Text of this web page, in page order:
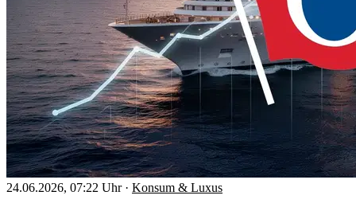
24.06.2026, 07:22 Uhr · Konsum & Luxus